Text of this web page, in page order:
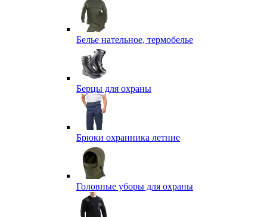
Белье нательное, термобелье
Берцы для охраны
Брюки охранника летние
Головные уборы для охраны